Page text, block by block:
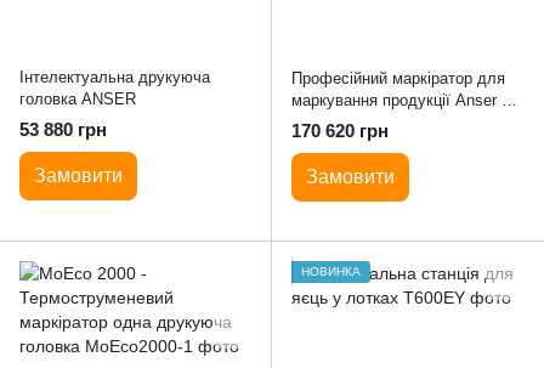
Інтелектуальна друкуюча
головка ANSER
53 880 грн
Замовити
Професійний маркіратор для
маркування продукції Anser X1
(1 голова)
170 620 грн
Замовити
НОВИНКА